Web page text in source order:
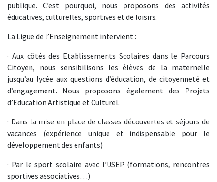
publique. C’est pourquoi, nous proposons des activités
éducatives, culturelles, sportives et de loisirs.
La Ligue de l’Enseignement intervient :
· Aux côtés des Etablissements Scolaires dans le Parcours
Citoyen, nous sensibilisons les élèves de la maternelle
jusqu’au lycée aux questions d’éducation, de citoyenneté et
d’engagement. Nous proposons également des Projets
d’Education Artistique et Culturel.
· Dans la mise en place de classes découvertes et séjours de
vacances (expérience unique et indispensable pour le
développement des enfants)
· Par le sport scolaire avec l’USEP (formations, rencontres
sportives associatives…)